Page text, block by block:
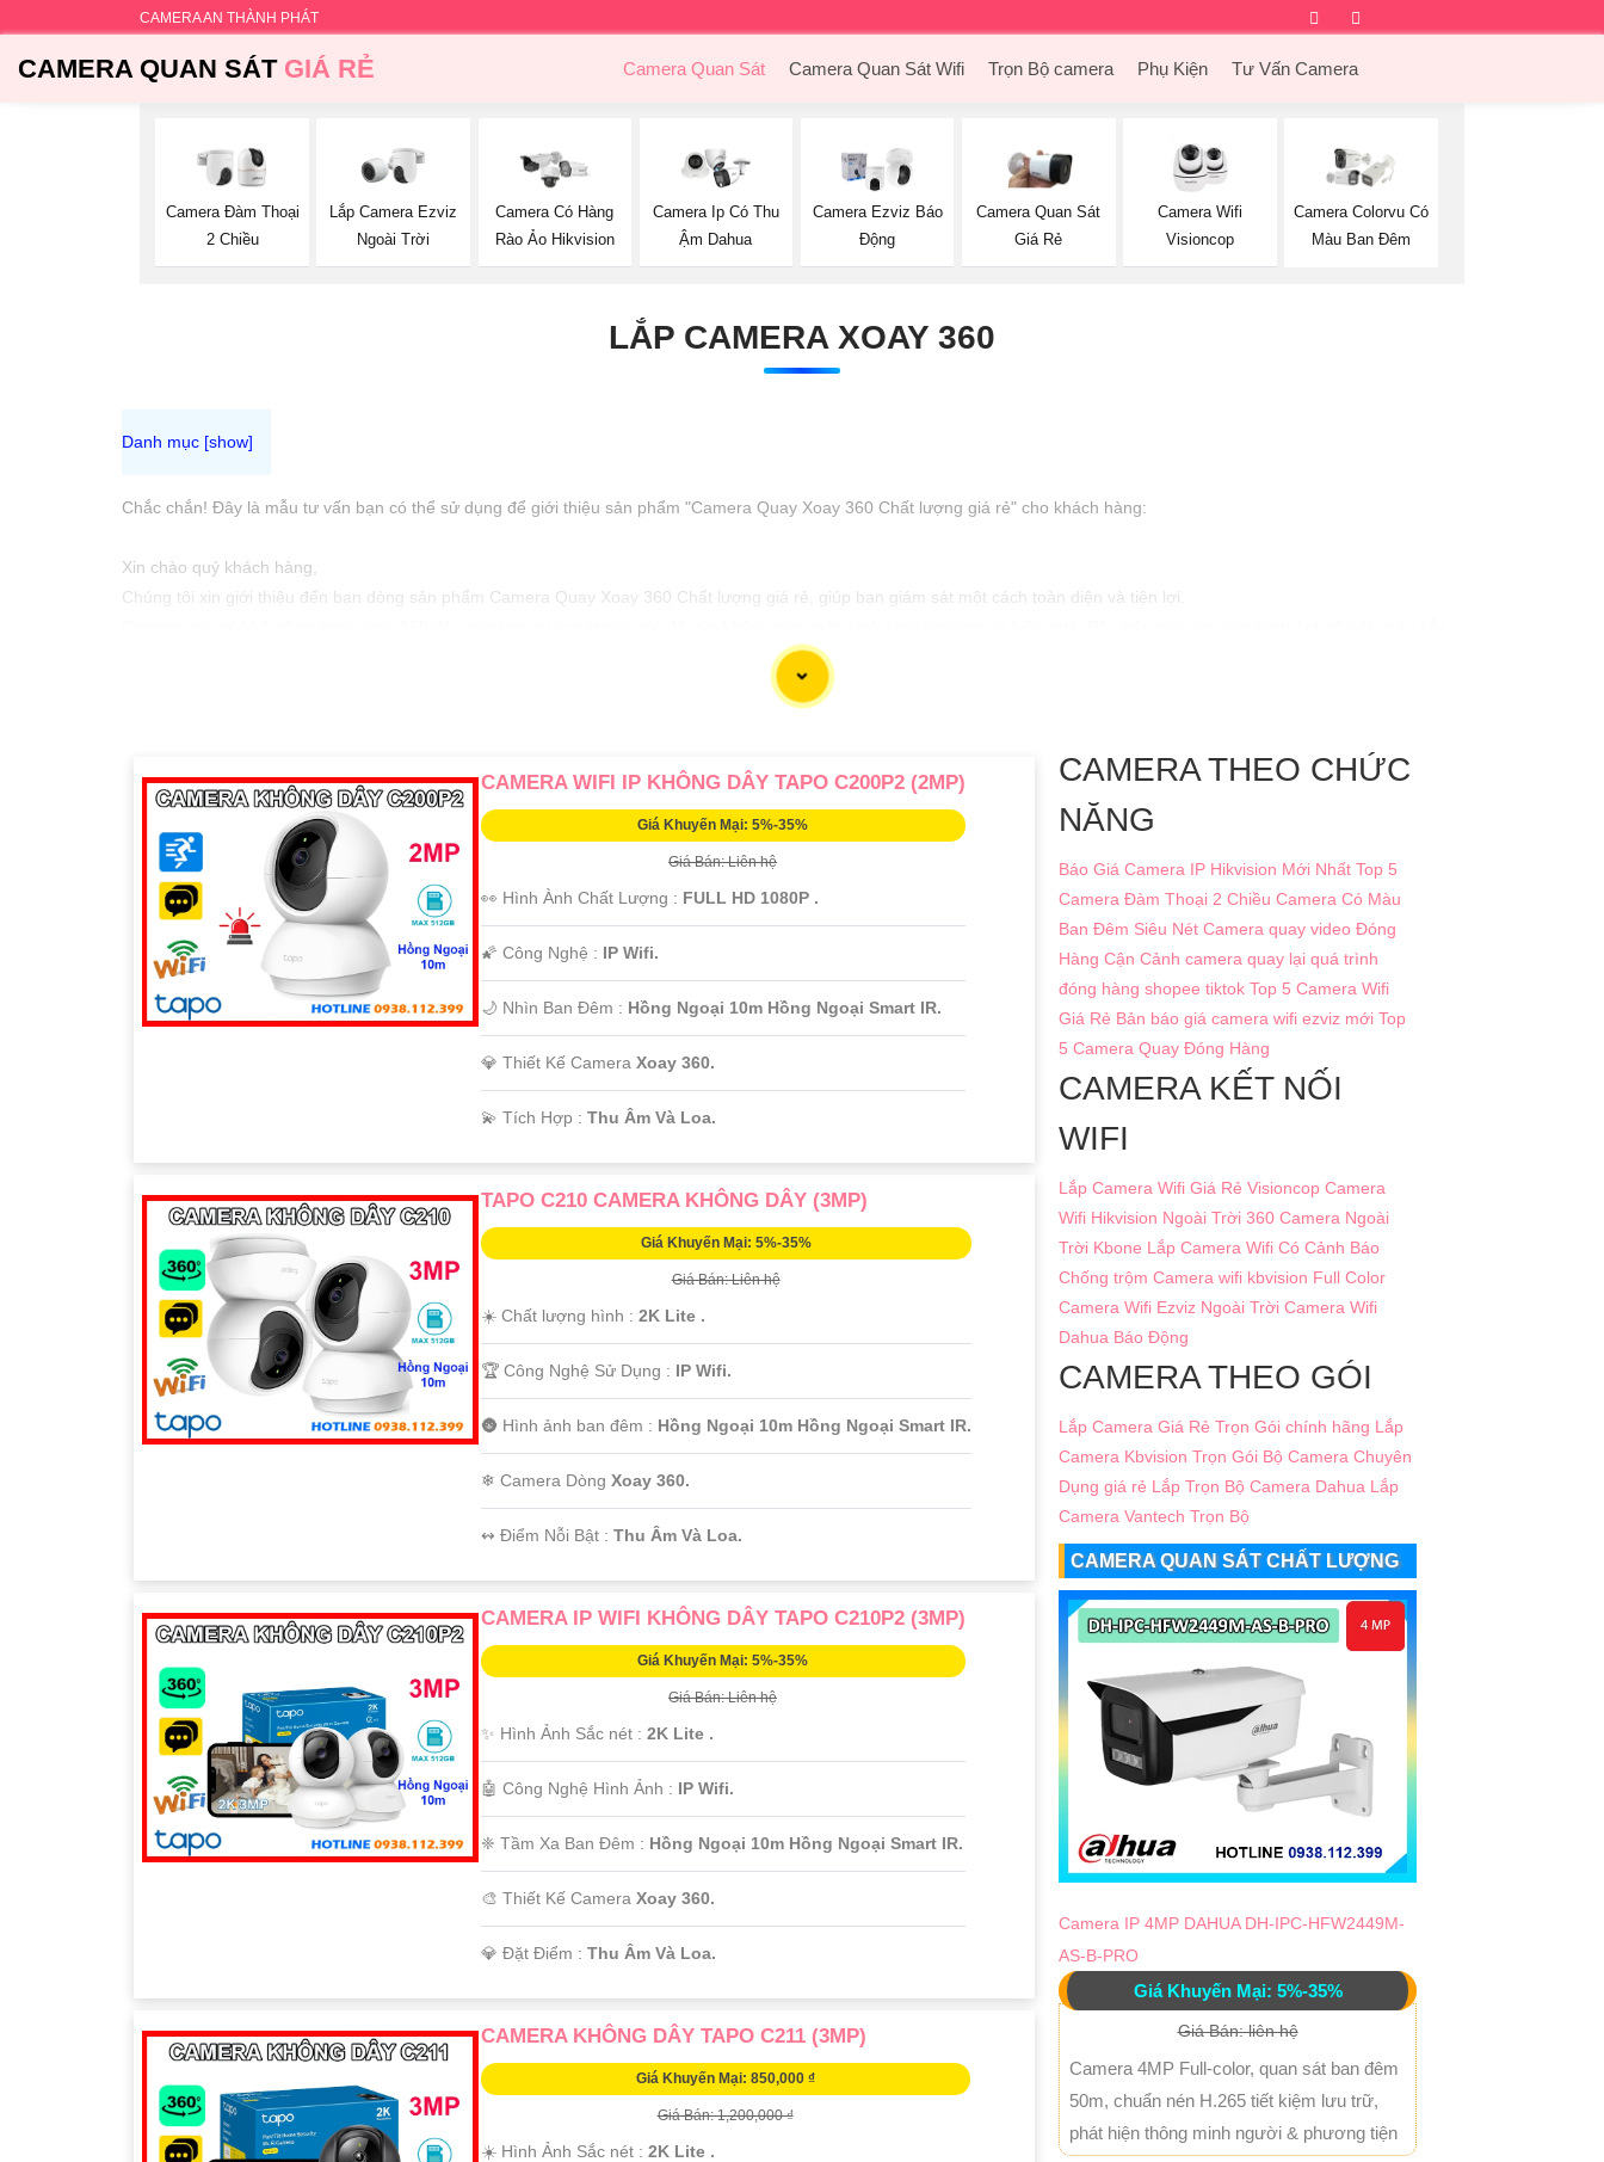
CAMERA AN THÀNH PHÁT Facebook
CAMERA QUAN SÁTGIÁ RẺ Camera Quan Sát Camera Quan Sát Wifi Trọn Bộ camera Phụ Kiện Tư Vấn Camera
Camera Đàm Thoại
2 Chiều
Lắp Camera Ezviz
Ngoài Trời
Camera Có Hàng
Rào Ảo Hikvision
Camera Ip Có Thu
Ậm Dahua
Camera Ezviz Báo
Động
Camera Quan Sát
Giá Rẻ
Camera Wifi
Visioncop
Camera Colorvu Có
Màu Ban Đêm
LẮP CAMERA XOAY 360
Chắc chắn! Đây là mẫu tư vấn bạn có thể sử dụng để giới thiệu sản phẩm "Camera Quay Xoay 360 Chất lượng giá rẻ" cho khách hàng:
Xin chào quý khách hàng,
Chúng tôi xin giới thiệu đến bạn dòng sản phẩm Camera Quay Xoay 360 Chất lượng giá rẻ, giúp bạn giám sát một cách toàn diện và tiện lợi.
sống động, cùng với khả năng ghi hình ban đêm cho an toàn tuyệt đối trong mọi điều kiện ánh sáng.
Với mức giá hợp lý, chúng tôi cam kết mang đến cho bạn sản phẩm chất lượng và dịch vụ chăm sóc khách hàng tốt nhất.
Hãy liên hệ ngay với chúng tôi để biết thêm thông tin về sản phẩm này và nhận ưu đãi hấp dẫn từ chúng tôi.
Hy vọng bạn sẽ thấy mẫu tư vấn này phù hợp và giá trị cao! Nếu bạn cần thêm thông tin hoặc có yêu cầu khác, đừng ngần ngại để lại tin nhắn cho chúng tôi.
CAMERA WIFI IP KHÔNG DÂY TAPO C200P2 (2MP)
Giá Khuyến Mại: 5%-35%
Giá Bán: Liên hệ
️
👀 Hình Ành Chất Lượng : FULL HD 1080P .
🌠 Công Nghệ : IP Wifi.
🌙 Nhìn Ban Đêm : Hồng Ngoại 10m Hồng Ngoại Smart IR.
💎 Thiết Kế Camera Xoay 360.
️💫 Tích Hợp : Thu Âm Và Loa.
TAPO C210 CAMERA KHÔNG DÂY (3MP)
Giá Khuyến Mại: 5%-35%
Giá Bán: Liên hệ
☀️ Chất lượng hình : 2K Lite .
🏆 Công Nghệ Sử Dụng : IP Wifi.
🌚 Hình ảnh ban đêm : Hồng Ngoại 10m Hồng Ngoại Smart IR.
❄ Camera Dòng Xoay 360.
️↭ Điểm Nỗi Bật : Thu Âm Và Loa.
CAMERA IP WIFI KHÔNG DÂY TAPO C210P2 (3MP)
Giá Khuyến Mại: 5%-35%
Giá Bán: Liên hệ
✨ Hình Ảnh Sắc nét : 2K Lite .
🤖️ Công Nghệ Hình Ảnh : IP Wifi.
❈ Tầm Xa Ban Đêm : Hồng Ngoại 10m Hồng Ngoại Smart IR.
🎨 Thiết Kế Camera Xoay 360.
️💎 Đặt Điểm : Thu Âm Và Loa.
CAMERA KHÔNG DÂY TAPO C211 (3MP)
Giá Khuyến Mại: 850,000 ₫
Giá Bán: 1,200,000 ₫
☀️ Hình Ảnh Sắc nét : 2K Lite .
CAMERA THEO CHỨC
NĂNG
Báo Giá Camera IP Hikvision Mới Nhất Top 5
Camera Đàm Thoại 2 Chiều Camera Có Màu
Ban Đêm Siêu Nét Camera quay video Đóng
Hàng Cận Cảnh camera quay lại quá trình
đóng hàng shopee tiktok Top 5 Camera Wifi
Giá Rẻ Bản báo giá camera wifi ezviz mới Top
5 Camera Quay Đóng Hàng
CAMERA KẾT NỐI
WIFI
Lắp Camera Wifi Giá Rẻ Visioncop Camera
Wifi Hikvision Ngoài Trời 360 Camera Ngoài
Trời Kbone Lắp Camera Wifi Có Cảnh Báo
Chống trộm Camera wifi kbvision Full Color
Camera Wifi Ezviz Ngoài Trời Camera Wifi
Dahua Báo Động
CAMERA THEO GÓI
Lắp Camera Giá Rẻ Trọn Gói chính hãng Lắp
Camera Kbvision Trọn Gói Bộ Camera Chuyên
Dụng giá rẻ Lắp Trọn Bộ Camera Dahua Lắp
Camera Vantech Trọn Bộ
CAMERA QUAN SÁT CHẤT LƯỢNG
Camera IP 4MP DAHUA DH-IPC-HFW2449M-
AS-B-PRO
Giá Khuyến Mại: 5%-35%
Giá Bán: liên hệ
Camera 4MP Full-color, quan sát ban đêm
50m, chuẩn nén H.265 tiết kiệm lưu trữ,
phát hiện thông minh người & phương tiện